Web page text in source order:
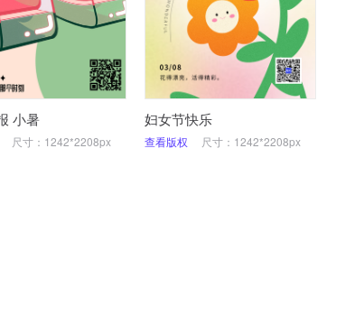
小暑
尺寸：1242*2208px
妇女节快乐
查看版权 尺寸：1242*2208px